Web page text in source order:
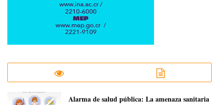
​Alarma de salud pública: La amenaza sanitaria